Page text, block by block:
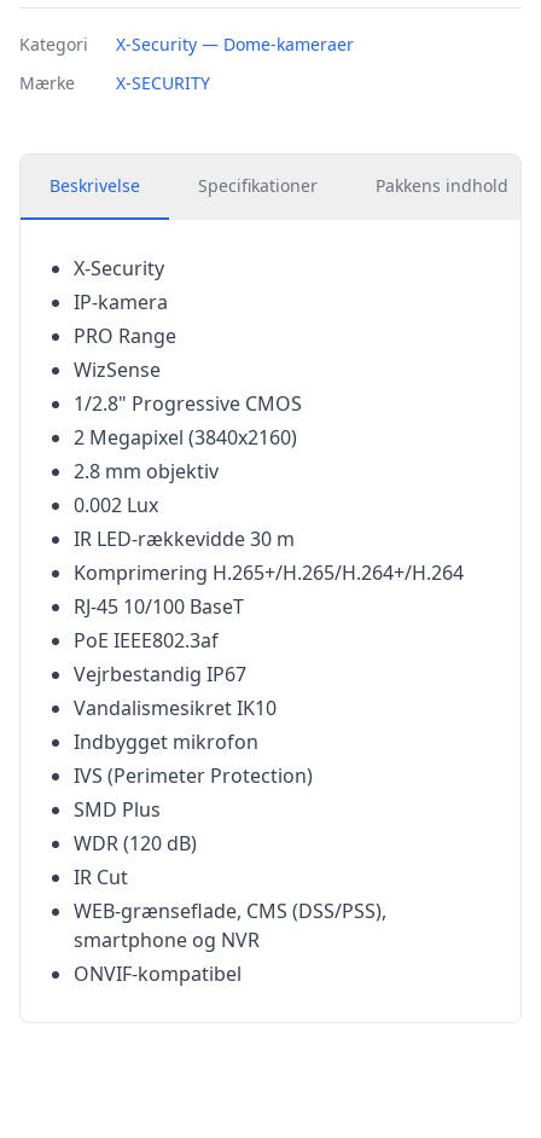
Kategori
X-Security — Dome-kameraer
Mærke
X-SECURITY
Beskrivelse Specifikationer Pakkens indhold
X-Security
IP-kamera
PRO Range
WizSense
1/2.8" Progressive CMOS
2 Megapixel (3840x2160)
2.8 mm objektiv
0.002 Lux
IR LED-rækkevidde 30 m
Komprimering H.265+/H.265/H.264+/H.264
RJ-45 10/100 BaseT
PoE IEEE802.3af
Vejrbestandig IP67
Vandalismesikret IK10
Indbygget mikrofon
IVS (Perimeter Protection)
SMD Plus
WDR (120 dB)
IR Cut
WEB-grænseflade, CMS (DSS/PSS),
smartphone og NVR
ONVIF-kompatibel